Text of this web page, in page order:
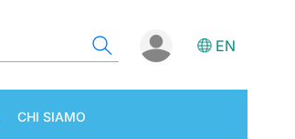
EN
CHI SIAMO